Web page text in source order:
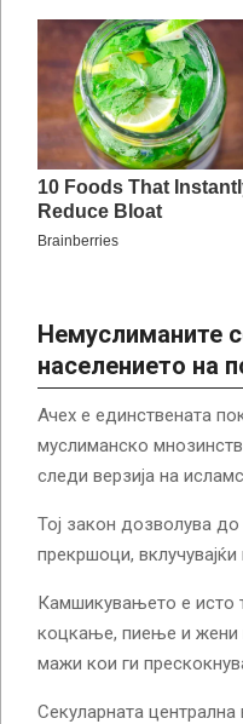
Немуслиманите
населението на
Ачех е единствената
муслиманско
следи верзија на
Тој закон дозволува
прекршоци,
Камшикувањето е исто
коцкање, пиење и жени
мажи кои ги
Секуларната